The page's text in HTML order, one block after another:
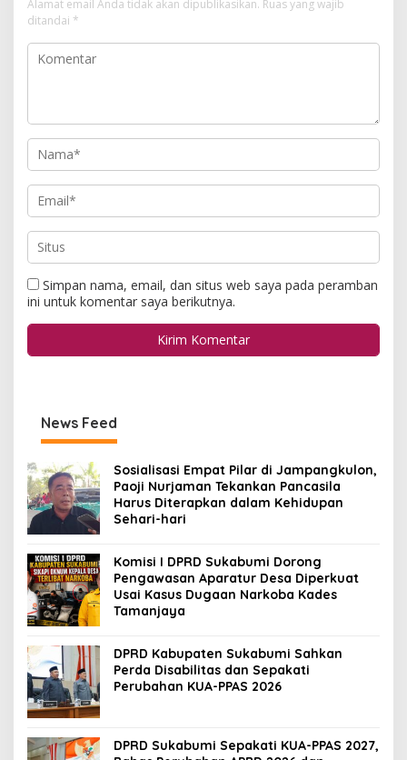
Alamat email Anda tidak akan dipublikasikan. Ruas yang wajib
ditandai *
Simpan nama, email, dan situs web saya pada peramban
ini untuk komentar saya berikutnya.
News Feed
Sosialisasi Empat Pilar di Jampangkulon,
Paoji Nurjaman Tekankan Pancasila
Harus Diterapkan dalam Kehidupan
Sehari-hari
Komisi I DPRD Sukabumi Dorong
Pengawasan Aparatur Desa Diperkuat
Usai Kasus Dugaan Narkoba Kades
Tamanjaya
DPRD Kabupaten Sukabumi Sahkan
Perda Disabilitas dan Sepakati
Perubahan KUA-PPAS 2026
DPRD Sukabumi Sepakati KUA-PPAS 2027,